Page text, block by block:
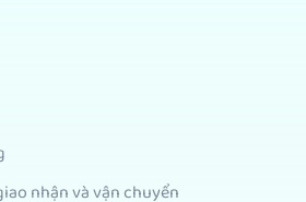
nhận và vận chuyển